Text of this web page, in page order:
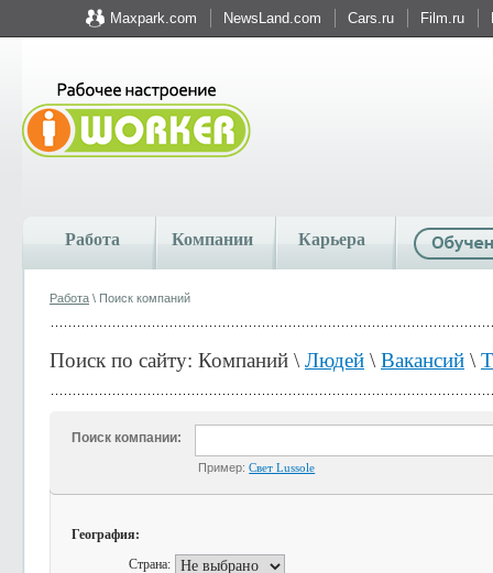
Maxpark.com NewsLand.com Cars.ru Film.ru
Работа Компании Карьера
Работа \ Поиск компаний
Поиск по сайту: Компаний \ Людей \ Вакансий \
Поиск компании:
Пример:Свет Lussole
География:
Страна: